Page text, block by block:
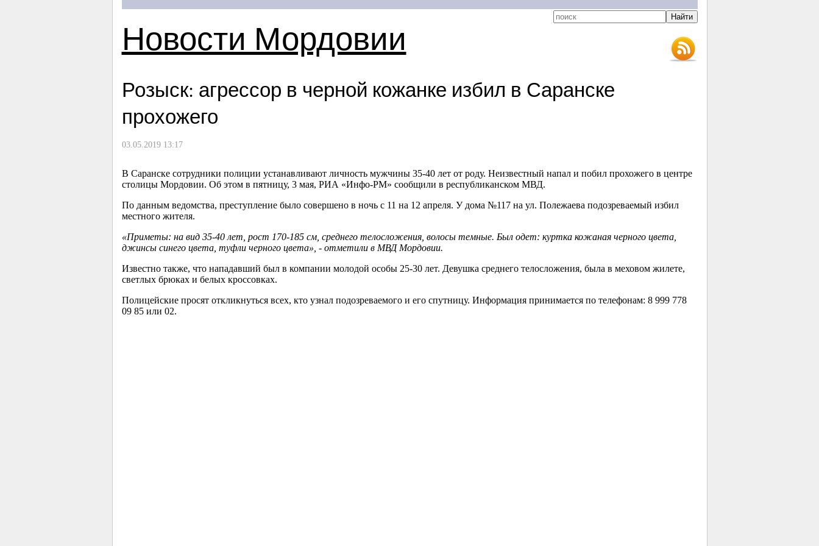
Новости Мордовии
Розыск: агрессор в черной кожанке избил в Саранске
прохожего
03.05.2019 13:17
В Саранске сотрудники полиции устанавливают личность мужчины 35-40 лет от роду. Неизвестный напал и побил прохожего в центре
столицы Мордовии. Об этом в пятницу, 3 мая, РИА «Инфо-РМ» сообщили в республиканском МВД.
По данным ведомства, преступление было совершено в ночь с 11 на 12 апреля. У дома №117 на ул. Полежаева подозреваемый избил
местного жителя.
«Приметы: на вид 35-40 лет, рост 170-185 см, среднего телосложения, волосы темные. Был одет: куртка кожаная черного цвета,
джинсы синего цвета, туфли черного цвета», - отметили в МВД Мордовии.
Известно также, что нападавший был в компании молодой особы 25-30 лет. Девушка среднего телосложения, была в меховом жилете,
светлых брюках и белых кроссовках.
Полицейские просят откликнуться всех, кто узнал подозреваемого и его спутницу. Информация принимается по телефонам: 8 999 778
09 85 или 02.